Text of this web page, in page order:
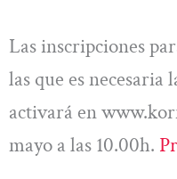
Las inscripciones
las que es
activará en
mayo a las 10.00h.